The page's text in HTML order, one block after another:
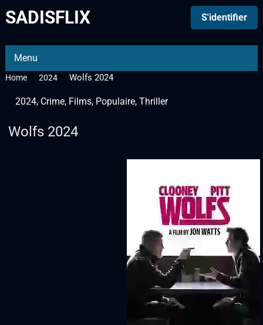
SADISFLIX S'identifier
Menu
Home 2024 Wolfs 2024
2024, Crime, Films, Populaire, Thriller
Wolfs 2024